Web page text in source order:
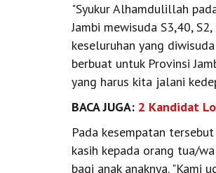
"Syukur Alhamdulillah
Jambi mewisuda S3,40,
keseluruhan yang
berbuat untuk Provinsi
yang harus kita jalani
BACA JUGA: 2 Kandidat
Pada kesempatan
kasih kepada orang tua/
bagi anak anaknya. "Kami